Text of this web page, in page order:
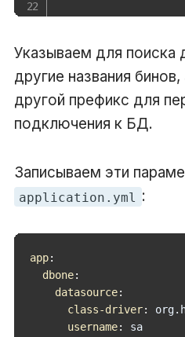
Указываем для поиска
другие названия
другой префикс для
подключения к БД.
Записываем эти
application.yml :
app:
dbone:
datasource:
class-driver:
username:
sa